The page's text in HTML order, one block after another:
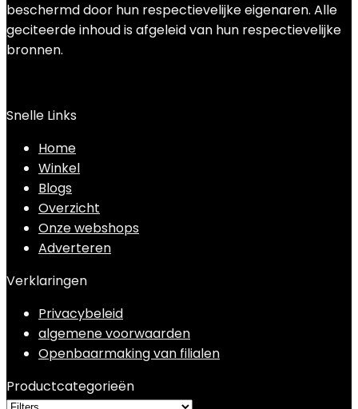
beschermd door hun respectievelijke eigenaren. Alle
geciteerde inhoud is afgeleid van hun respectievelijke
bronnen.
Snelle Links
Home
Winkel
Blogs
Overzicht
Onze webshops
Adverteren
Verklaringen
Privacybeleid
algemene voorwaarden
Openbaarmaking van filialen
Productcategorieën